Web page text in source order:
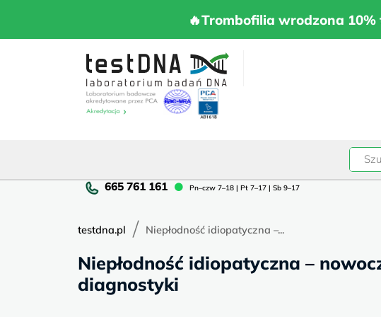
🔥Trombofilia wrodzona 10%
🔥Trombofilia wrodzona
Pn–czw 7–18 | Pt 7–17 | Sb 9–17Pn–
Pt
7–
testdna.pl / Niepłodność idiopatyczna –...
Niepłodność idiopatyczna –
diagnostyki